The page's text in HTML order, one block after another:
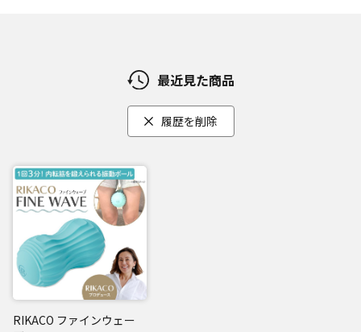
最近見た商品
履歴を削除
RIKACO ファインウェー